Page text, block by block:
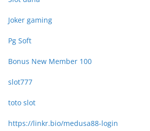
Joker gaming
Pg Soft
Bonus New Member 100
slot777
toto slot
https://linkr.bio/medusa88-login